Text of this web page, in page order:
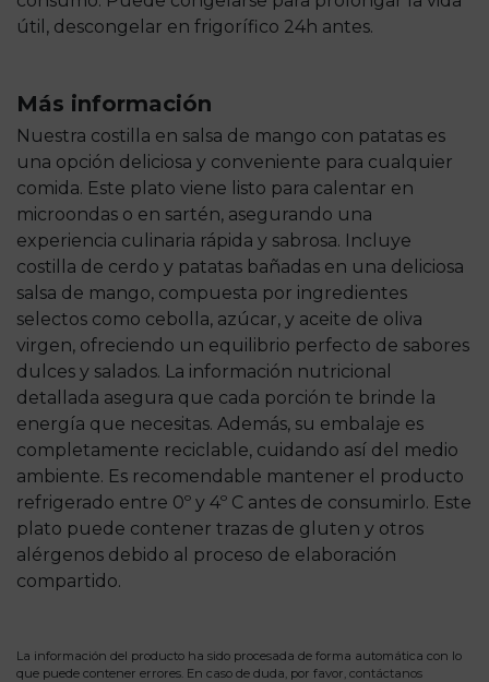
útil, descongelar en frigorífico 24h antes.
Más información
Nuestra costilla en salsa de mango con patatas es
una opción deliciosa y conveniente para cualquier
comida. Este plato viene listo para calentar en
microondas o en sartén, asegurando una
experiencia culinaria rápida y sabrosa. Incluye
costilla de cerdo y patatas bañadas en una deliciosa
salsa de mango, compuesta por ingredientes
selectos como cebolla, azúcar, y aceite de oliva
virgen, ofreciendo un equilibrio perfecto de sabores
dulces y salados. La información nutricional
detallada asegura que cada porción te brinde la
energía que necesitas. Además, su embalaje es
completamente reciclable, cuidando así del medio
ambiente. Es recomendable mantener el producto
refrigerado entre 0º y 4º C antes de consumirlo. Este
plato puede contener trazas de gluten y otros
alérgenos debido al proceso de elaboración
compartido.
La información del producto ha sido procesada de forma automática con lo
que puede contener errores. En caso de duda, por favor, contáctanos